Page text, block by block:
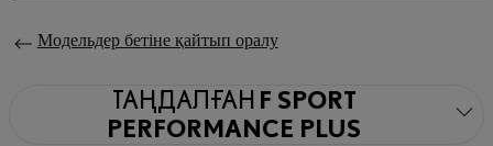
Модельдер бетіне қайтып оралу
ТАҢДАЛҒАН F SPORT
PERFORMANCE PLUS